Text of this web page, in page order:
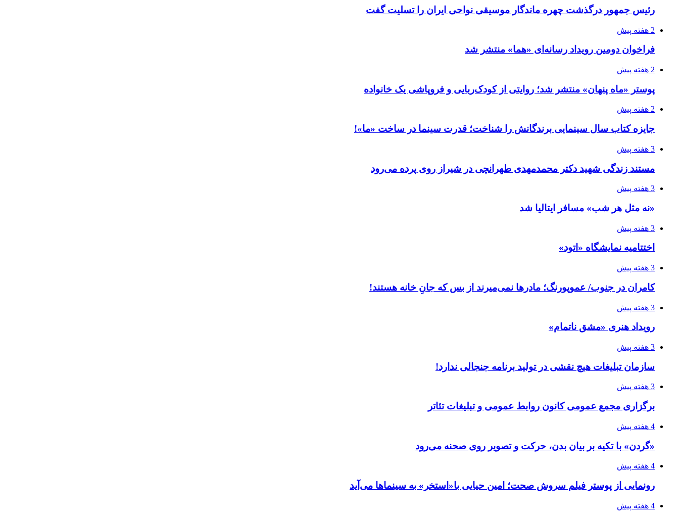
رئیس جمهور درگذشت چهره ماندگار موسیقی نواحی ایران را تسلیت گفت
2 هفته پیش
فراخوان دومین رویداد رسانه‌ای «هما» منتشر شد
2 هفته پیش
پوستر «ماه پنهان» منتشر شد؛ روایتی از کودک‌ربایی و فروپاشی یک خانواده
2 هفته پیش
جایزه کتاب سال سینمایی برندگانش را شناخت؛ قدرت سینما در ساخت «ما»!
3 هفته پیش
مستند زندگی شهید دکتر محمدمهدی طهرانچی در شیراز روی پرده می‌رود
3 هفته پیش
«نه مثل هر شب» مسافر ایتالیا شد
3 هفته پیش
اختتامیه نمایشگاه «اتود»
3 هفته پیش
کامران در جنوب/ عموپورنگ؛ مادرها نمی‌میرند از بس که جانِ خانه هستند!
3 هفته پیش
رویداد هنری «مشق ناتمام»
3 هفته پیش
سازمان تبلیغات هیچ نقشی در تولید برنامه جنجالی ندارد!
3 هفته پیش
برگزاری مجمع عمومی کانون روابط عمومی و تبلیغات تئاتر
4 هفته پیش
«گردن» با تکیه بر بیان بدن، حرکت و تصویر روی صحنه می‌رود
4 هفته پیش
رونمایی از پوستر فیلم سروش صحت؛ امین حیایی با«استخر» به سینماها می‌آید
4 هفته پیش